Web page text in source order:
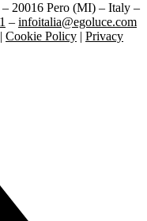
20016 Pero (MI) – Italy –
– infoitalia@egoluce.com
| Cookie Policy | Privacy